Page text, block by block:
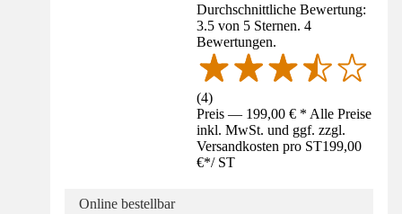
Durchschnittliche Bewertung:
3.5 von 5 Sternen. 4
Bewertungen.
(4)
Preis — 199,00 € * Alle Preise
inkl. MwSt. und ggf. zzgl.
Versandkosten pro ST199,00
€*/ ST
Online bestellbar